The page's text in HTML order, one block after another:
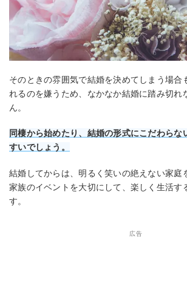
そのときの雰囲気で結婚を決めてしまう場合
れるのを嫌うため、なかなか結婚に踏み切れ
ん。
同棲から始めたり、結婚の形式にこだわらな
すいでしょう。
結婚してからは、明るく笑いの絶えない家庭
家族のイベントを大切にして、楽しく生活す
す。
広告